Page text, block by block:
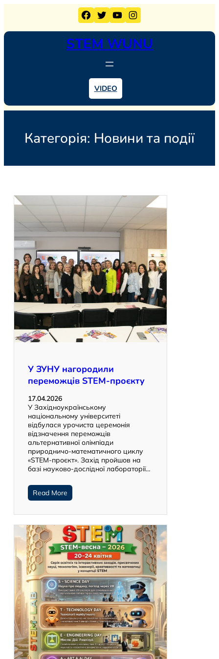
Facebook Twitter YouTube Instagram
STEM WUNU
VIDEO
Категорія: Новини та події
У ЗУНУ нагородили
переможців STEM-проєкту
17.04.2026
У Західноукраїнському
національному університеті
відбулася урочиста церемонія
відзначення переможців
альтернативної олімпіади
природничо-математичного циклу
«STEM-проєкт». Захід пройшов на
базі науково-дослідної лабораторії…
Read More